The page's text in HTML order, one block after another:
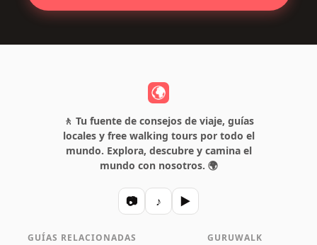
🚶 Tu fuente de consejos de viaje, guías
locales y free walking tours por todo el
mundo. Explora, descubre y camina el
mundo con nosotros. 🌍
📷 ♪ ▶
GUÍAS RELACIONADAS GURUWALK